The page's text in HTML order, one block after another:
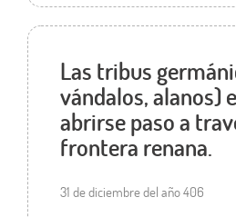
Las tribus
vándalos, alanos)
abrirse paso a
frontera renana.
31 de diciembre del año 406